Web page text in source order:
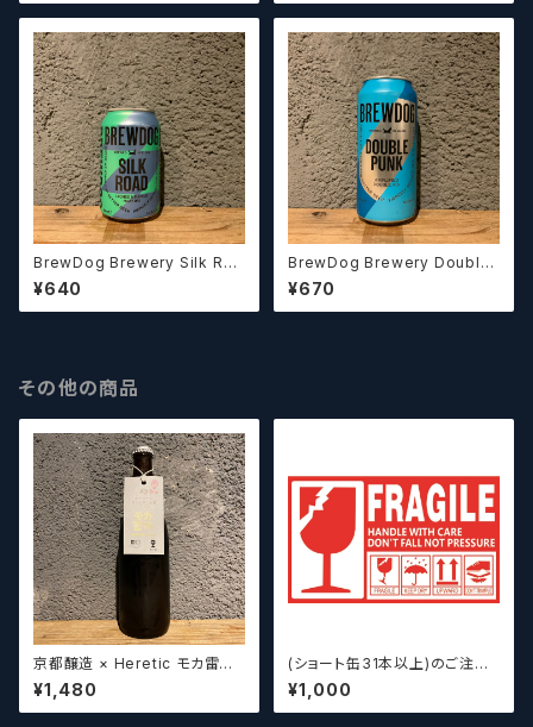
BrewDog Brewery Silk Roa
d ブリュードッグ シルクロー
ド ライチ＆マンゴー ヘイジ
ーIPA【クラフトビール】
¥640
BrewDog Brewery Double
Punk ブリュードッグ ダブルパン
ク【クラフトビール】
¥670
その他の商品
京都醸造 × Heretic モカ雷神 /
Kyoto × Heretic MOCHA T
HUNDER【クラフトビールシザ
ーズ】
¥1,480
(ショート缶31本以上)のご注文
の場合いこちらをご購入くださ
い。 【クラフトビール】
¥1,000